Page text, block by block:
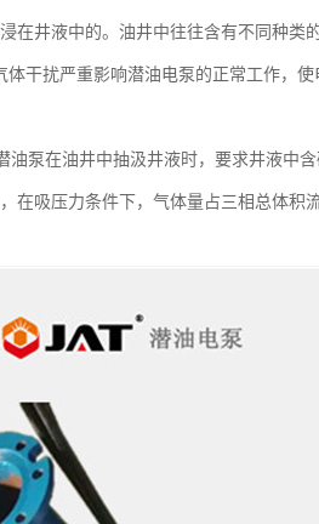
在井液中的。油井中往往含有不同种类
干扰严重影响潜油电泵的正常工作，
泵在油井中抽汲井液时，要求井液中含
在吸压力条件下，气体量占三相总体积